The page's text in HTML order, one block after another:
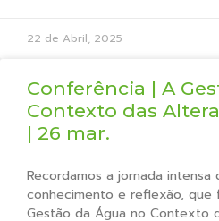
22 de Abril, 2025
Conferência | A
Contexto das
| 26 mar.
Recordamos a jornada intensa
conhecimento e reflexão, que
Gestão da Água no Contexto